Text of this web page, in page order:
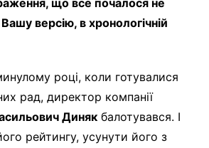
версію, в хронологічній
році, коли готувалися
рад, директор компанії
Диняк балотувався. І
рейтингу, усунути його з